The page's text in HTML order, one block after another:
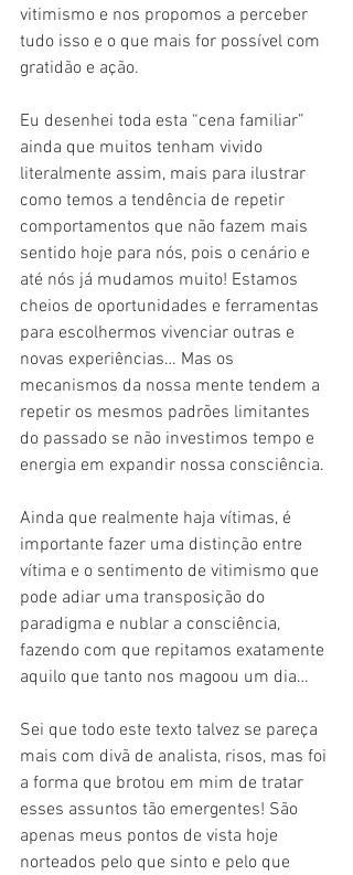
vitimismo e nos propomos a perceber
tudo isso e o que mais for possível com
gratidão e ação.
Eu desenhei toda esta “cena familiar”
ainda que muitos tenham vivido
literalmente assim, mais para ilustrar
como temos a tendência de repetir
comportamentos que não fazem mais
sentido hoje para nós, pois o cenário e
até nós já mudamos muito! Estamos
cheios de oportunidades e ferramentas
para escolhermos vivenciar outras e
novas experiências… Mas os
mecanismos da nossa mente tendem a
repetir os mesmos padrões limitantes
do passado se não investimos tempo e
energia em expandir nossa consciência.
Ainda que realmente haja vítimas, é
importante fazer uma distinção entre
vítima e o sentimento de vitimismo que
pode adiar uma transposição do
paradigma e nublar a consciência,
fazendo com que repitamos exatamente
aquilo que tanto nos magoou um dia…
Sei que todo este texto talvez se pareça
mais com divã de analista, risos, mas foi
a forma que brotou em mim de tratar
esses assuntos tão emergentes! São
apenas meus pontos de vista hoje
norteados pelo que sinto e pelo que